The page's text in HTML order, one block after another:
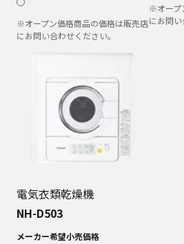
※オープン価格商品の価格は販売店
にお問い合わせください。
※オープ
にお問い
電気衣類乾燥機
NH-D503
メーカー希望小売価格